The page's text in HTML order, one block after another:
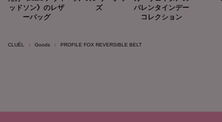
CLUÉL Goods PROFILE FOX REVERSIBLE BELT